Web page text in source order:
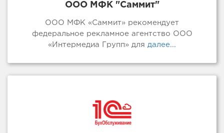
ООО МФК "Саммит"
ООО МФК «Саммит» рекомендует
федеральное рекламное агентство ООО
«Интермедиа Групп» для далее...